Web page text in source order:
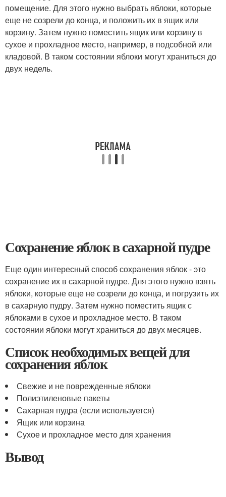
помещение. Для этого нужно выбрать яблоки, которые
еще не созрели до конца, и положить их в ящик или
корзину. Затем нужно поместить ящик или корзину в
сухое и прохладное место, например, в подсобной или
кладовой. В таком состоянии яблоки могут храниться до
двух недель.
Сохранение яблок в сахарной пудре
Еще один интересный способ сохранения яблок - это
сохранение их в сахарной пудре. Для этого нужно взять
яблоки, которые еще не созрели до конца, и погрузить их
в сахарную пудру. Затем нужно поместить ящик с
яблоками в сухое и прохладное место. В таком
состоянии яблоки могут храниться до двух месяцев.
Список необходимых вещей для
сохранения яблок
Свежие и не поврежденные яблоки
Полиэтиленовые пакеты
Сахарная пудра (если используется)
Ящик или корзина
Сухое и прохладное место для хранения
Вывод